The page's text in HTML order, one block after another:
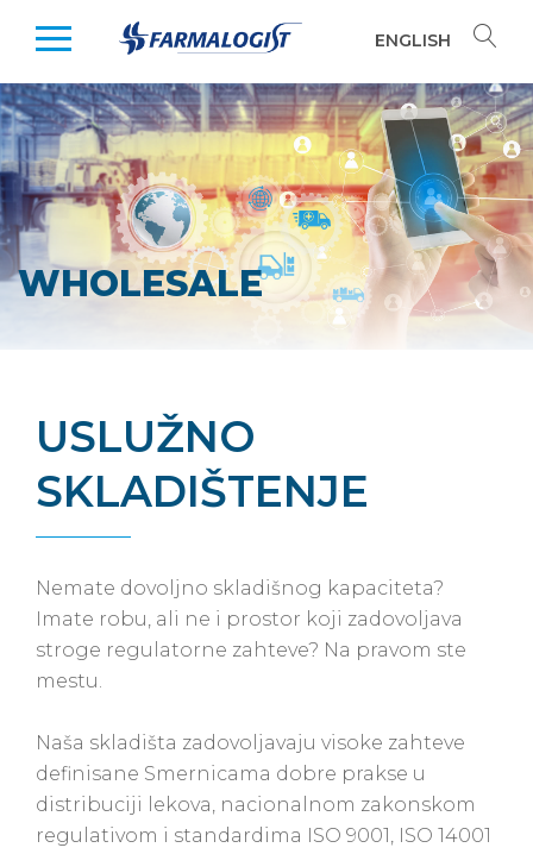
ENGLISH
WHOLESALE
USLUŽNO
SKLADIŠTENJE
Nemate dovoljno skladišnog kapaciteta?
Imate robu, ali ne i prostor koji zadovoljava
stroge regulatorne zahteve? Na pravom ste
mestu.
Naša skladišta zadovoljavaju visoke zahteve
definisane Smernicama dobre prakse u
distribuciji lekova, nacionalnom zakonskom
regulativom i standardima ISO 9001, ISO 14001